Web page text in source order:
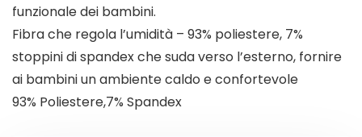
funzionale dei bambini.
Fibra che regola l’umidità – 93% poliestere, 7%
stoppini di spandex che suda verso l’esterno, fornire
ai bambini un ambiente caldo e confortevole
93% Poliestere,7% Spandex